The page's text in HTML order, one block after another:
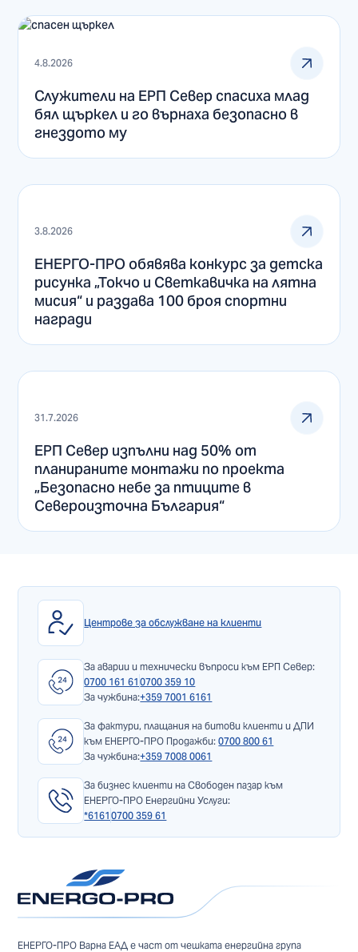
4.8.2026
Служители на ЕРП Север спасиха млад
бял щъркел и го върнаха безопасно в
гнездото му
3.8.2026
ЕНЕРГО-ПРО обявява конкурс за детска
рисунка „Токчо и Светкавичка на лятна
мисия“ и раздава 100 броя спортни
награди
31.7.2026
ЕРП Север изпълни над 50% от
планираните монтажи по проекта
„Безопасно небе за птиците в
Североизточна България“
Центрове за обслужване на клиенти
За аварии и технически въпроси към ЕРП Север:
0700 161 61 0700 359 10
За чужбина:+359 7001 6161
За фактури, плащания на битови клиенти и ДПИ
към ЕНЕРГО-ПРО Продажби:0700 800 61
За чужбина:+359 7008 0061
За бизнес клиенти на Свободен пазар към
ЕНЕРГО-ПРО Енергийни Услуги:
*6161 0700 359 61
ЕНЕРГО-ПРО Варна ЕАД е част от чешката енергийна група